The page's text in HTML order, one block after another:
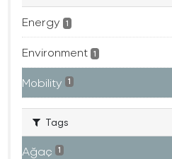
Energy 1
Environment 1
Mobility 1
Tags
Ağaç 1